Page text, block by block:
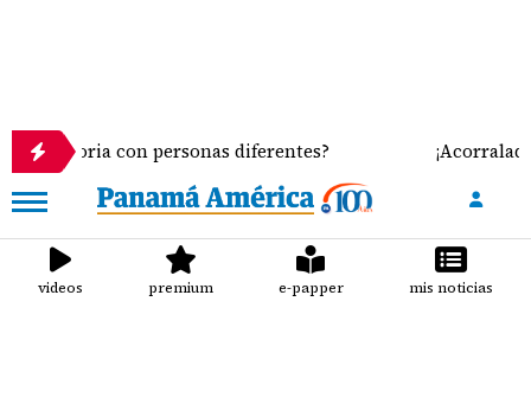
con personas diferentes? ¡Acorralados!
videos premium e-papper mis noticias